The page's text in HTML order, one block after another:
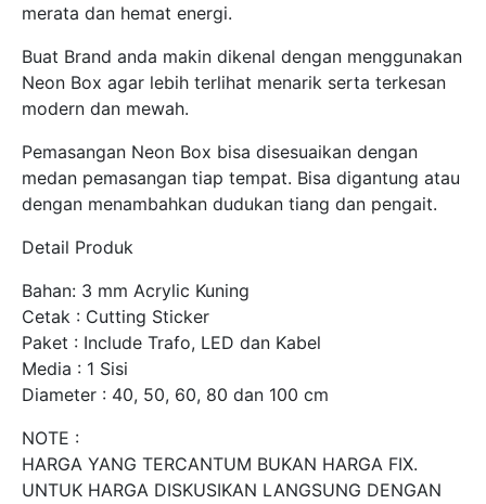
merata dan hemat energi.
Buat Brand anda makin dikenal dengan menggunakan
Neon Box agar lebih terlihat menarik serta terkesan
modern dan mewah.
Pemasangan Neon Box bisa disesuaikan dengan
medan pemasangan tiap tempat. Bisa digantung atau
dengan menambahkan dudukan tiang dan pengait.
Detail Produk
Bahan: 3 mm Acrylic Kuning
Cetak : Cutting Sticker
Paket : Include Trafo, LED dan Kabel
Media : 1 Sisi
Diameter : 40, 50, 60, 80 dan 100 cm
NOTE :
HARGA YANG TERCANTUM BUKAN HARGA FIX.
UNTUK HARGA DISKUSIKAN LANGSUNG DENGAN